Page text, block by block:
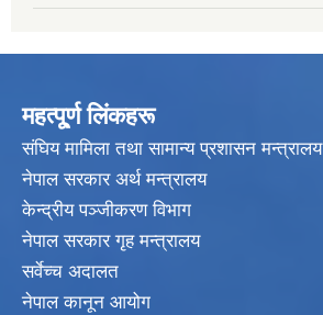
महत्पू्र्ण लिंकहरू
संघिय मामिला तथा सामान्य प्रशासन मन्त्रालय
नेपाल सरकार अर्थ मन्त्रालय
केन्द्रीय पञ्जीकरण विभाग
नेपाल सरकार गृह मन्त्रालय
सर्वेच्च अदालत
नेपाल कानून आयोग